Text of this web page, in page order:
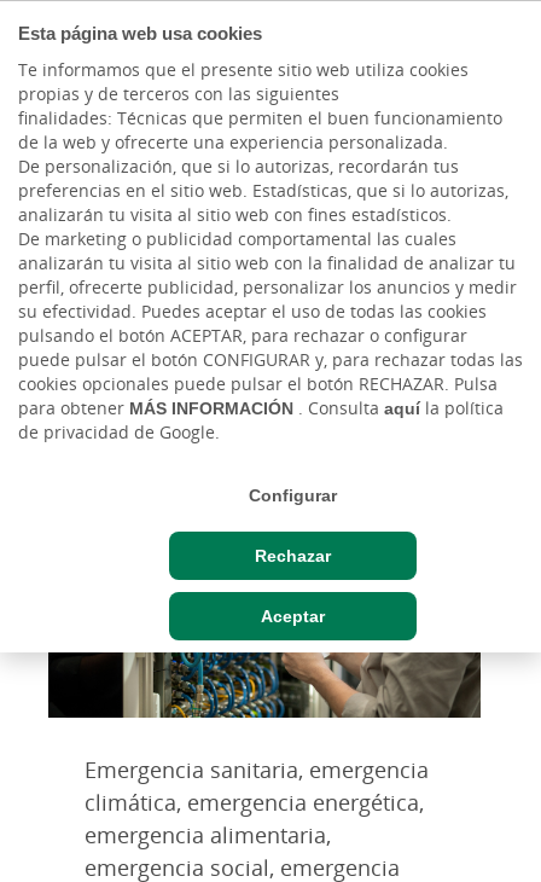
Esta página web usa cookies
Te informamos que el presente sitio web utiliza cookies
propias y de terceros con las siguientes
finalidades: Técnicas que permiten el buen funcionamiento
de la web y ofrecerte una experiencia personalizada.
De personalización, que si lo autorizas, recordarán tus
preferencias en el sitio web. Estadísticas, que si lo autorizas,
analizarán tu visita al sitio web con fines estadísticos.
De marketing o publicidad comportamental las cuales
analizarán tu visita al sitio web con la finalidad de analizar tu
perfil, ofrecerte publicidad, personalizar los anuncios y medir
su efectividad. Puedes aceptar el uso de todas las cookies
pulsando el botón ACEPTAR, para rechazar o configurar
puede pulsar el botón CONFIGURAR y, para rechazar todas las
cookies opcionales puede pulsar el botón RECHAZAR. Pulsa
para obtener MÁS INFORMACIÓN . Consulta aquíla política
de privacidad de Google.
Configurar
Rechazar
Aceptar
Actualidad
Emergencia
Tecnológica: cosas del
Siglo XXI
Mié, 23/07/2025 - 12:00
Emergencia sanitaria, emergencia
climática, emergencia energética,
emergencia alimentaria,
emergencia social, emergencia